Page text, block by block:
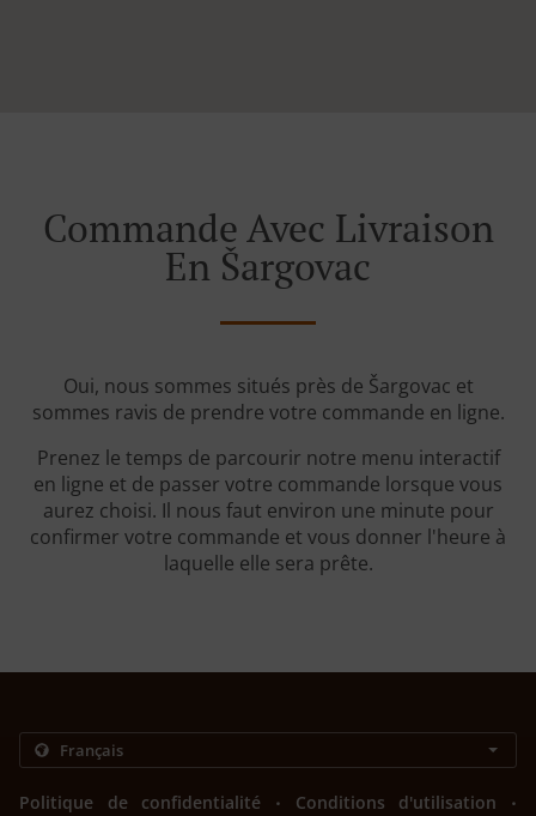
Commande Avec Livraison
En Šargovac
Oui, nous sommes situés près de Šargovac et
sommes ravis de prendre votre commande en ligne.
Prenez le temps de parcourir notre menu interactif
en ligne et de passer votre commande lorsque vous
aurez choisi. Il nous faut environ une minute pour
confirmer votre commande et vous donner l'heure à
laquelle elle sera prête.
Politique de confidentialité . Conditions d'utilisation .